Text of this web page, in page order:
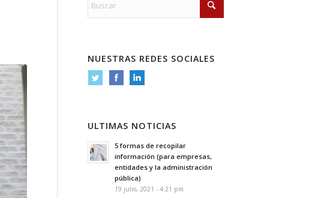
NUESTRAS REDES SOCIALES
ULTIMAS NOTICIAS
5 formas de recopilar
información (para empresas,
entidades y la administración
pública)
19 julio, 2021 - 4:21 pm